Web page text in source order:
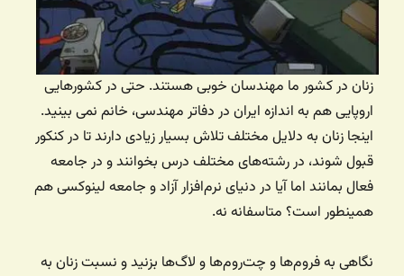
زنان در کشور ما مهندسان خوبی هستند. حتی در کشورهایی
اروپایی هم به اندازه ایران در دفاتر مهندسی، خانم نمی بینید.
اینجا زنان به دلایل مختلف تلاش بسیار زیادی دارند تا در کنکور
قبول شوند، در رشته‌های مختلف درس بخوانند و در جامعه
فعال بمانند اما آیا در دنیای نرم‌افزار آزاد و جامعه لینوکسی هم
همینطور است؟ متاسفانه نه.
نگاهی به فروم‌ها و چت‌روم‌ها و لاگ‌ها بزنید و نسبت زنان به